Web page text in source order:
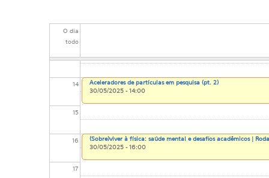
O dia
todo
12
13
14
15
16
17
Aceleradores de partículas em pesquisa (pt. 2)
30/05/2025 - 14:00
(Sobre)viver à física: saúde mental e desafios acadêmicos |
30/05/2025 - 16:00